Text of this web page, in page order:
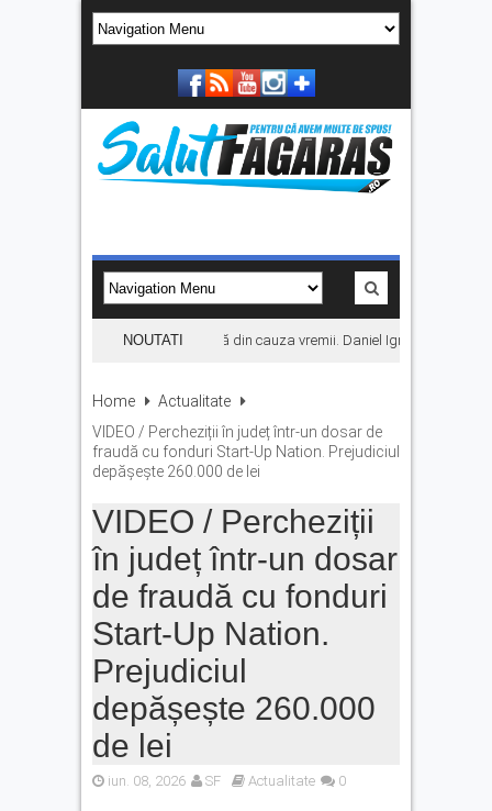
NOUTATI
Concertul KLUMEA se amână din cauza vremii. Daniel Ignat și Titi
Home
Actualitate
VIDEO / Percheziții în județ într-un dosar de
fraudă cu fonduri Start-Up Nation. Prejudiciul
depășește 260.000 de lei
VIDEO / Percheziții
în județ într-un dosar
de fraudă cu fonduri
Start-Up Nation.
Prejudiciul
depășește 260.000
de lei
iun. 08, 2026 SF Actualitate 0